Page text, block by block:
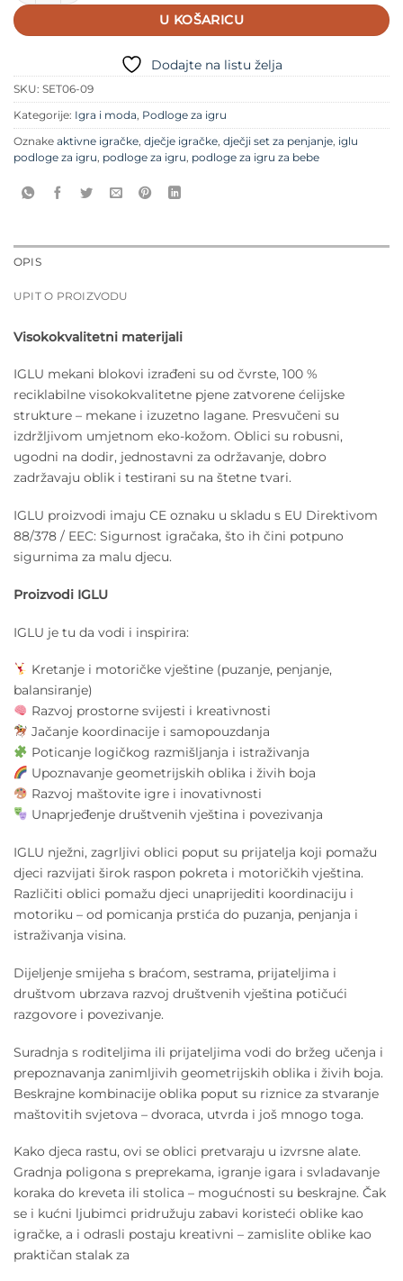
U KOŠARICU
Dodajte na listu želja
SKU: SET06-09
Kategorije: Igra i moda, Podloge za igru
Oznake aktivne igračke, dječje igračke, dječji set za penjanje, iglu
podloge za igru, podloge za igru, podloge za igru za bebe
OPIS
UPIT O PROIZVODU
Visokokvalitetni materijali
IGLU mekani blokovi izrađeni su od čvrste, 100 %
reciklabilne visokokvalitetne pjene zatvorene ćelijske
strukture – mekane i izuzetno lagane. Presvučeni su
izdržljivom umjetnom eko-kožom. Oblici su robusni,
ugodni na dodir, jednostavni za održavanje, dobro
zadržavaju oblik i testirani su na štetne tvari.
IGLU proizvodi imaju CE oznaku u skladu s EU Direktivom
88/378 / EEC: Sigurnost igračaka, što ih čini potpuno
sigurnima za malu djecu.
Proizvodi IGLU
IGLU je tu da vodi i inspirira:
Kretanje i motoričke vještine (puzanje, penjanje,
balansiranje)
Razvoj prostorne svijesti i kreativnosti
Jačanje koordinacije i samopouzdanja
Poticanje logičkog razmišljanja i istraživanja
Upoznavanje geometrijskih oblika i živih boja
Razvoj maštovite igre i inovativnosti
Unaprjeđenje društvenih vještina i povezivanja
IGLU nježni, zagrljivi oblici poput su prijatelja koji pomažu
djeci razvijati širok raspon pokreta i motoričkih vještina.
Različiti oblici pomažu djeci unaprijediti koordinaciju i
motoriku – od pomicanja prstića do puzanja, penjanja i
istraživanja visina.
Dijeljenje smijeha s braćom, sestrama, prijateljima i
društvom ubrzava razvoj društvenih vještina potičući
razgovore i povezivanje.
Suradnja s roditeljima ili prijateljima vodi do bržeg učenja i
prepoznavanja zanimljivih geometrijskih oblika i živih boja.
Beskrajne kombinacije oblika poput su riznice za stvaranje
maštovitih svjetova – dvoraca, utvrda i još mnogo toga.
Kako djeca rastu, ovi se oblici pretvaraju u izvrsne alate.
Gradnja poligona s preprekama, igranje igara i svladavanje
koraka do kreveta ili stolica – mogućnosti su beskrajne. Čak
se i kućni ljubimci pridružuju zabavi koristeći oblike kao
igračke, a i odrasli postaju kreativni – zamislite oblike kao
praktičan stalak za